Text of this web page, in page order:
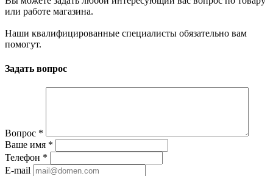
или работе магазина.
Наши квалифицированные специалисты обязательно вам
помогут.
Задать вопрос
Вопрос *
Ваше имя *
Телефон *
E-mail